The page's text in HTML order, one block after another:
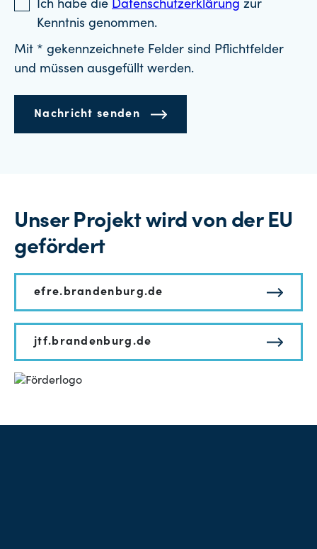
Ich habe die Datenschutzerklärung zur
Kenntnis genommen.
Mit * gekennzeichnete Felder sind Pflichtfelder
und müssen ausgefüllt werden.
Nachricht senden
Unser Projekt wird von der EU
gefördert
efre.brandenburg.de
jtf.brandenburg.de